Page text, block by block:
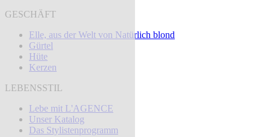
GESCHÄFT
Elle, aus der Welt von Natürlich blond
Gürtel
Hüte
Kerzen
LEBENSSTIL
Lebe mit L'AGENCE
Unser Katalog
Das Stylistenprogramm